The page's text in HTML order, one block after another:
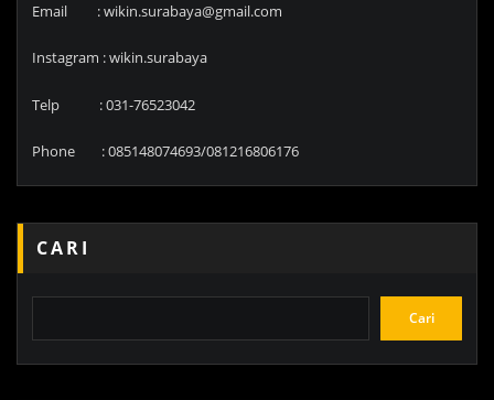
Email : wikin.surabaya@gmail.com
Instagram : wikin.surabaya
Telp : 031-76523042
Phone : 085148074693/081216806176
CARI
Cari